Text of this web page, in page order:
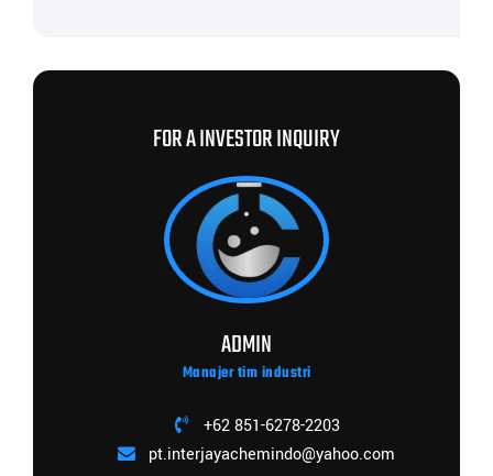
FOR A INVESTOR INQUIRY
ADMIN
Manajer tim industri
+62 851-6278-2203
pt.interjayachemindo@yahoo.com